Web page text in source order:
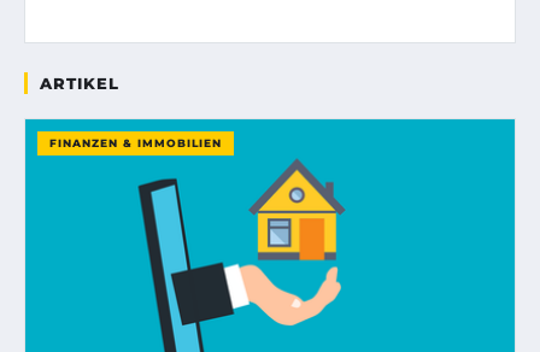
ARTIKEL
FINANZEN & IMMOBILIEN